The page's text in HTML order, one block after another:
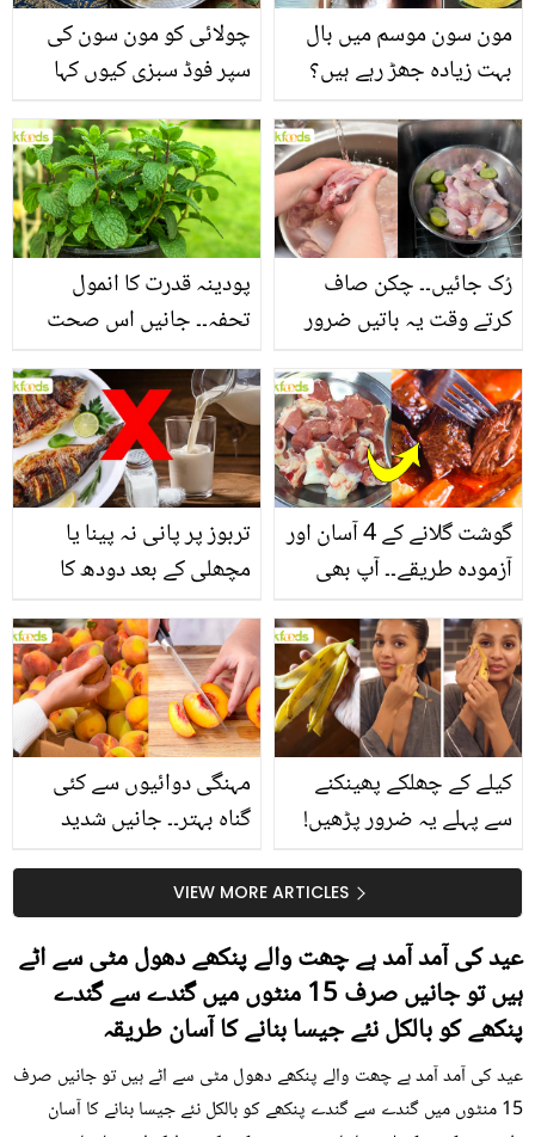
چولائی کو مون سون کی
سپر فوڈ سبزی کیوں کہا
منرلز اور اینٹی آکسیڈنٹس
سے بھرپور اس سبزی کے
فائدے
مون سون موسم میں بال
بہت زیادہ جھڑ رہے ہیں؟
بنانے کے چند قدرتی طریقے
پودینہ قدرت کا انمول
تحفہ۔۔ جانیں اس صحت
انگیز طبی فوائد
رُک جائیں۔۔ چکن صاف
کرتے وقت یہ باتیں ضرور
تربوز پر پانی نہ پینا یا
مچھلی کے بعد دودھ کا
سے متعلق غلط فہمیوں کی
حقیقت کیا ہے اور افواہ
کیا؟
گوشت گلانے کے 4 آسان اور
آزمودہ طریقے۔۔ آپ بھی
بتائے راز
مہنگی دوائیوں سے کئی
گناہ بہتر۔۔ جانیں شدید
کیوں کھانا چاہیے؟
کیلے کے چھلکے پھینکنے
سے پہلے یہ ضرور پڑھیں!
سستا اور قدرتی حلVIEW MORE ARTICLES
عید کی آمد آمد ہے چھت والے پنکھے دھول مٹی سے اٹے
ہیں تو جانیں صرف 15 منٹوں میں گندے سے گندے
پنکھے کو بالکل نئے جیسا بنانے کا آسان طریقہ
عید کی آمد آمد ہے چھت والے پنکھے دھول مٹی سے اٹے ہیں تو جانیں صرف
15 منٹوں میں گندے سے گندے پنکھے کو بالکل نئے جیسا بنانے کا آسان